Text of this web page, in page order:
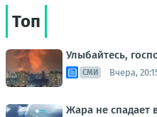
Топ
Улыбайтесь,
СМИ Вчера,
Жара не спадает